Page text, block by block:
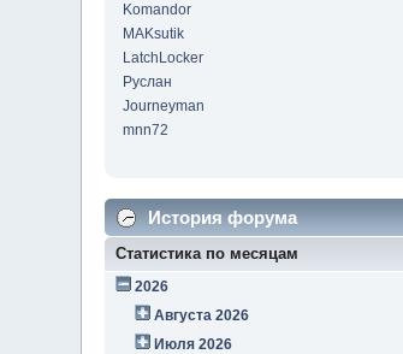
Komandor
MAKsutik
LatchLocker
Руслан
Journeyman
mnn72
История форума
Статистика по месяцам
2026
Августа 2026
Июля 2026